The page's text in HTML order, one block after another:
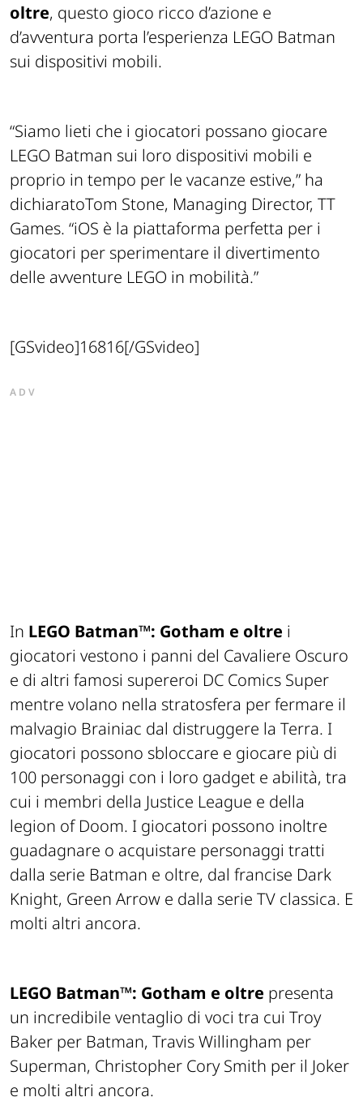
oltre, questo gioco ricco d’azione e
d’avventura porta l’esperienza LEGO Batman
sui dispositivi mobili.
“Siamo lieti che i giocatori possano giocare
LEGO Batman sui loro dispositivi mobili e
proprio in tempo per le vacanze estive,” ha
dichiaratoTom Stone, Managing Director, TT
Games. “iOS è la piattaforma perfetta per i
giocatori per sperimentare il divertimento
delle avventure LEGO in mobilità.”
[GSvideo]16816[/GSvideo]
ADV
In LEGO Batman™: Gotham e oltre i
giocatori vestono i panni del Cavaliere Oscuro
e di altri famosi supereroi DC Comics Super
mentre volano nella stratosfera per fermare il
malvagio Brainiac dal distruggere la Terra. I
giocatori possono sbloccare e giocare più di
100 personaggi con i loro gadget e abilità, tra
cui i membri della Justice League e della
legion of Doom. I giocatori possono inoltre
guadagnare o acquistare personaggi tratti
dalla serie Batman e oltre, dal francise Dark
Knight, Green Arrow e dalla serie TV classica. E
molti altri ancora.
LEGO Batman™: Gotham e oltre presenta
un incredibile ventaglio di voci tra cui Troy
Baker per Batman, Travis Willingham per
Superman, Christopher Cory Smith per il Joker
e molti altri ancora.